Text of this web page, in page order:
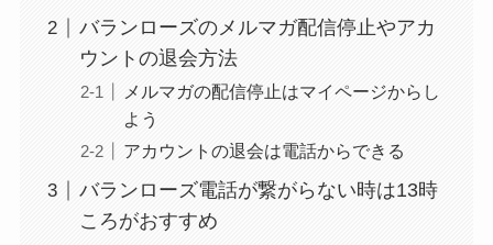
ベストタイミングを
まとめ！電話が繋が
らない時の裏ワザ
バランローズのメルマガ配信停止やアカ
ウントの退会方法
メルマガの配信停止はマイページからし
よう
アカウントの退会は電話からできる
バランローズ電話が繋がらない時は13時
ころがおすすめ